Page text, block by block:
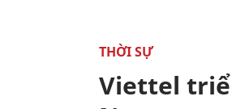
THỜI SỰ
Viettel